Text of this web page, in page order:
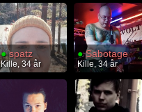
●spatz
Kille, 34 år
●Sabotage
Kille, 34 år